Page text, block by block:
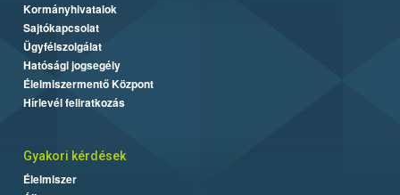
Kormányhivatalok
Sajtókapcsolat
Ügyfélszolgálat
Hatósági jogsegély
Élelmiszermentő Központ
Hírlevél feliratkozás
Gyakori kérdések
Élelmiszer